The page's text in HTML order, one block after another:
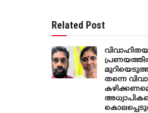
Related Post
തന്നെ